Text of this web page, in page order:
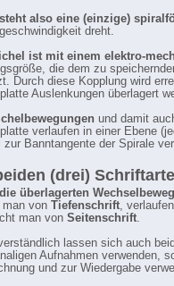
also eine (einzige)
dreht.
ist mit einem elektro-
die dem zu
Durch diese Kopplung wird
Auslenkungen überlagert
und damit
verlaufen in einer Ebene
zur Banntangente der Spirale
(drei)
überlagerten
von Tiefenschrift,
man von Seitenschrift.
lassen sich auch
Aufnahmen verwenden,
und zur Wiedergabe